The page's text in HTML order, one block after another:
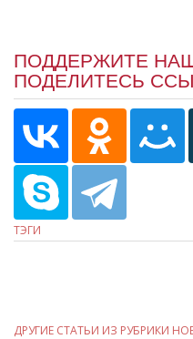
ПОДДЕРЖИТЕ
ПОДЕЛИТЕСЬ
ТЭГИ
ДРУГИЕ СТАТЬИ ИЗ РУБРИКИ